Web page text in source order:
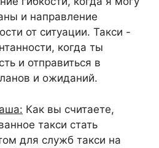
и направление
от ситуации. Такси -
когда ты
и отправиться в
и ожиданий.
Как вы считаете,
такси стать
для служб такси на